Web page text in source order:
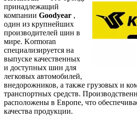
принадлежащий
компании Goodyear ,
один из крупнейших
производителей шин в
мире. Kormoran
специализируется на
выпуске качественных
и доступных шин для
легковых автомобилей,
внедорожников, а также грузовых и
транспортных средств.
расположены в Европе, что
качества продукции.